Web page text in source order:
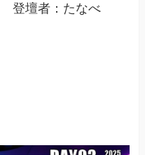
登壇者：たなべ